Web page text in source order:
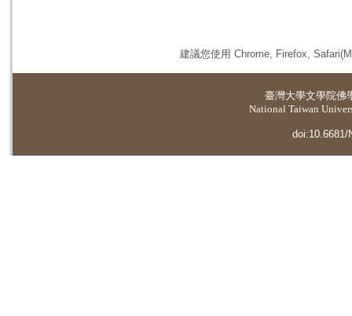
建議您使用 Chrome, Firefox,
臺灣大學文學院佛
National Taiwan
doi:10.6681/